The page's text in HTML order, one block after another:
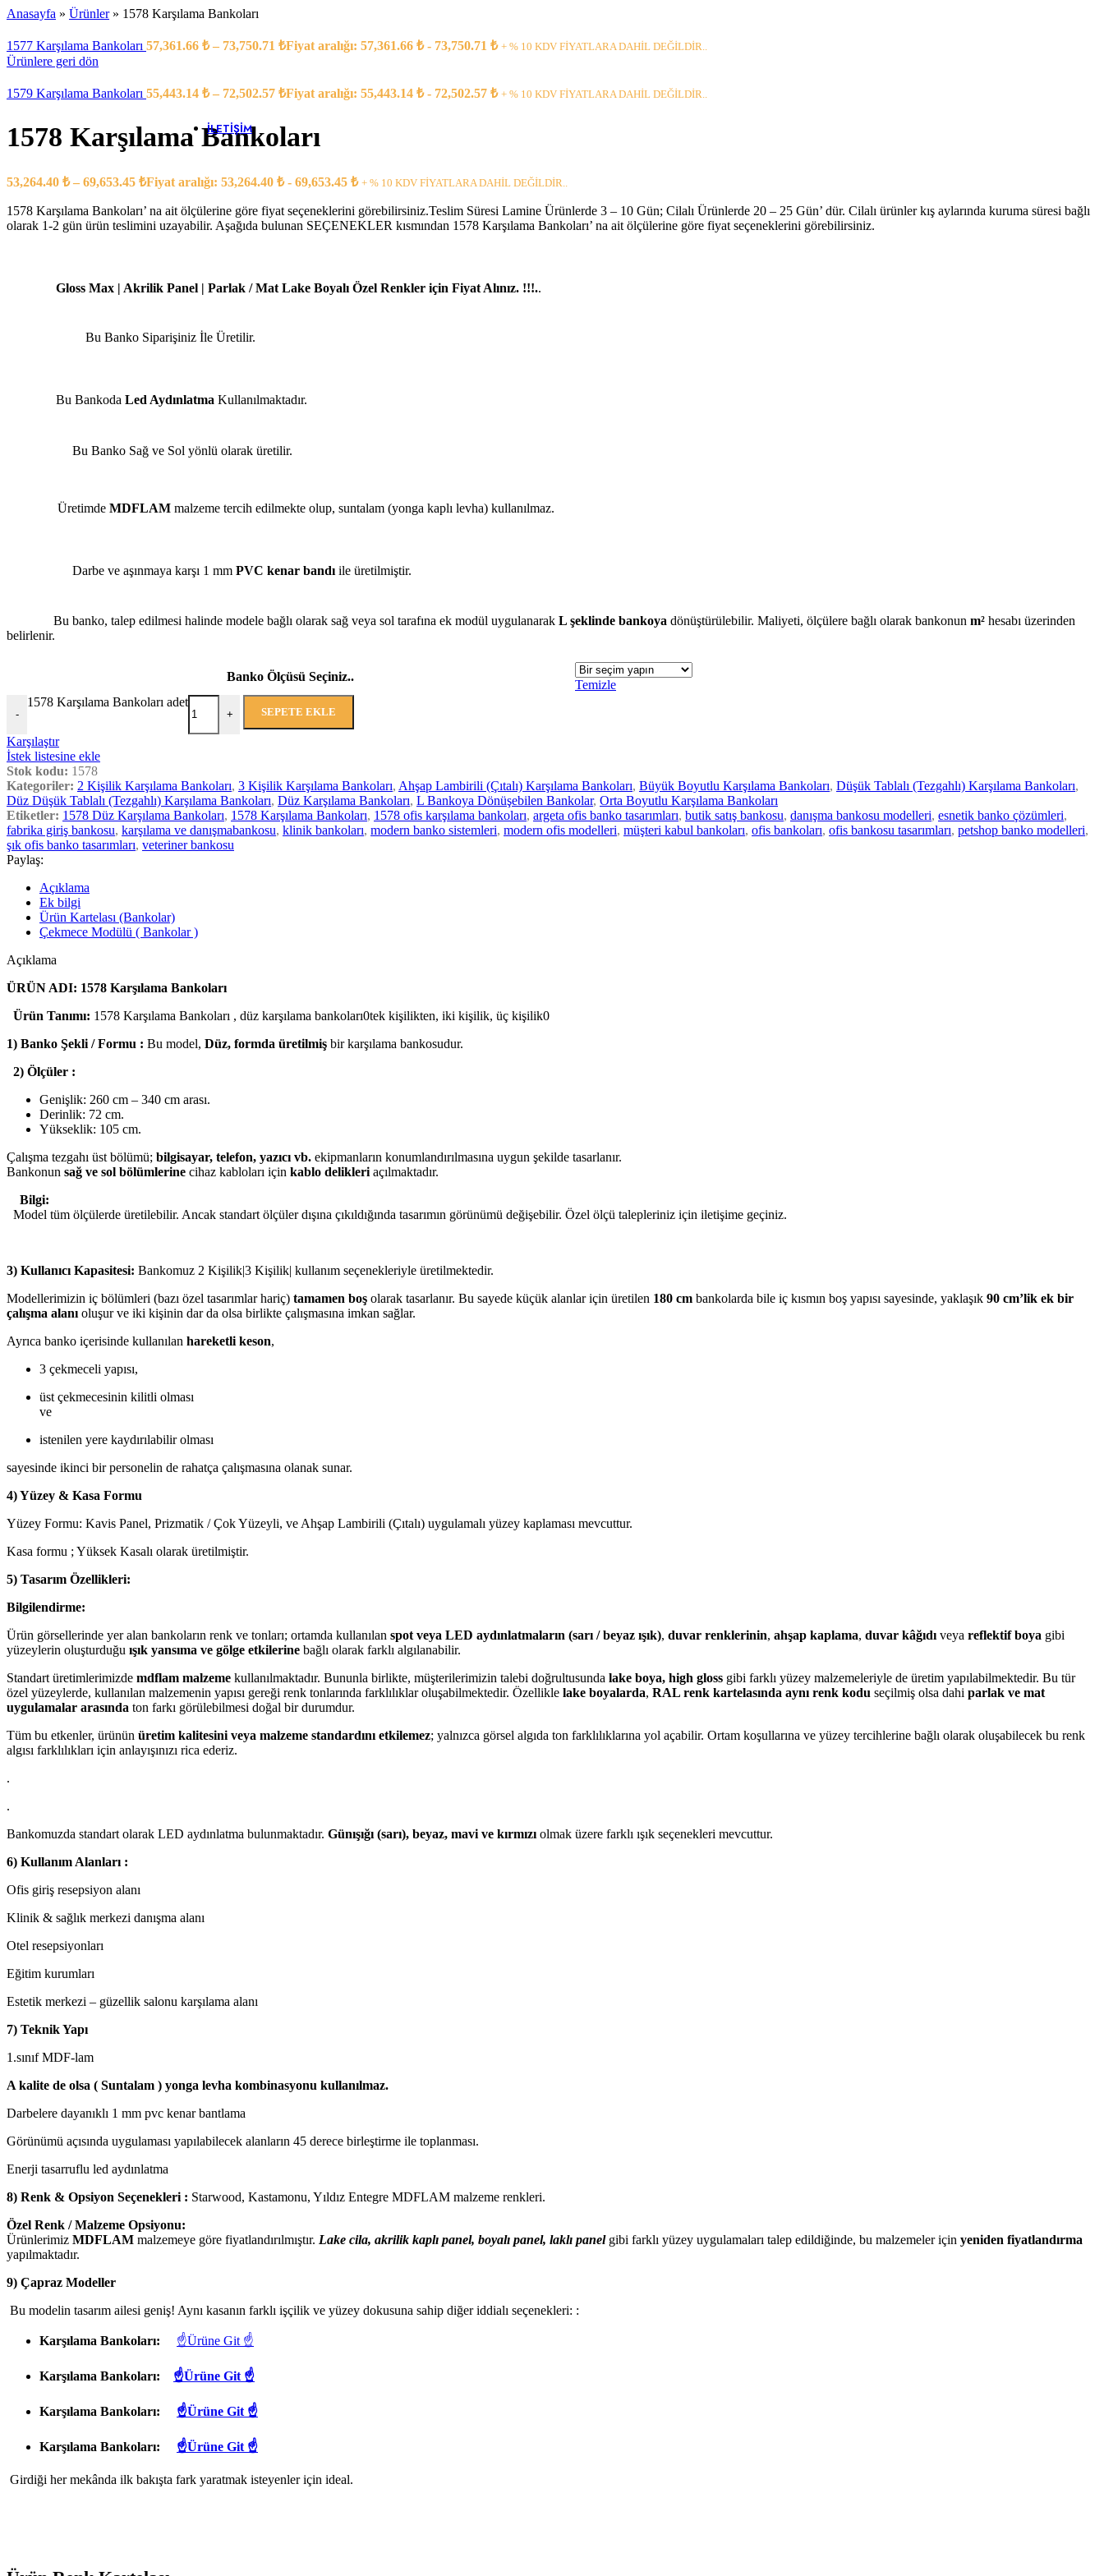
Çarpma Kapı
Kesonlar
Pc Taşıyıcılar
İLETIŞIM
Anasayfa » Ürünler» 1578 Karşılama Bankoları
1577 Karşılama Bankoları 57,361.66 ₺ – 73,750.71 ₺Fiyat aralığı: 57,361.66 ₺ - 73,750.71 ₺ + % 10 KDV FİYATLARA DAHİL DEĞİLDİR..
Ürünlere geri dön
1579 Karşılama Bankoları 55,443.14 ₺ – 72,502.57 ₺Fiyat aralığı: 55,443.14 ₺ - 72,502.57 ₺ + % 10 KDV FİYATLARA DAHİL DEĞİLDİR..
1578 Karşılama Bankoları
53,264.40 ₺ – 69,653.45 ₺Fiyat aralığı: 53,264.40 ₺ - 69,653.45 ₺ + % 10 KDV FİYATLARA DAHİL DEĞİLDİR..
1578 Karşılama Bankoları’ na ait ölçülerine göre fiyat seçeneklerini görebilirsiniz.Teslim Süresi Lamine Ürünlerde 3 – 10 Gün; Cilalı Ürünlerde 20 – 25 Gün’ dür. Cilalı ürünler kış aylarında kuruma süresi bağlı
olarak 1-2 gün ürün teslimini uzayabilir. Aşağıda bulunan SEÇENEKLER kısmından 1578 Karşılama Bankoları’ na ait ölçülerine göre fiyat seçeneklerini görebilirsiniz.
Gloss Max | Akrilik Panel | Parlak / Mat Lake Boyalı Özel Renkler için Fiyat Alınız. !!!..
Bu Banko Siparişiniz İle Üretilir.
Bu Bankoda Led Aydınlatma Kullanılmaktadır.
Bu Banko Sağ ve Sol yönlü olarak üretilir.
Üretimde MDFLAM malzeme tercih edilmekte olup, suntalam (yonga kaplı levha) kullanılmaz.
Darbe ve aşınmaya karşı 1 mm PVC kenar bandı ile üretilmiştir.
Bu banko, talep edilmesi halinde modele bağlı olarak sağ veya sol tarafına ek modül uygulanarak L şeklinde bankoya dönüştürülebilir. Maliyeti, ölçülere bağlı olarak bankonun m² hesabı üzerinden
belirlenir.
Banko Ölçüsü Seçiniz..
Temizle
-
1578 Karşılama Bankoları adet
+ SEPETE EKLE
Karşılaştır
İstek listesine ekle
Stok kodu: 1578
Kategoriler: 2 Kişilik Karşılama Bankoları, 3 Kişilik Karşılama Bankoları, Ahşap Lambirili (Çıtalı) Karşılama Bankoları, Büyük Boyutlu Karşılama Bankoları, Düşük Tablalı (Tezgahlı) Karşılama Bankoları,
Düz Düşük Tablalı (Tezgahlı) Karşılama Bankoları, Düz Karşılama Bankoları, L Bankoya Dönüşebilen Bankolar, Orta Boyutlu Karşılama Bankoları
Etiketler: 1578 Düz Karşılama Bankoları, 1578 Karşılama Bankoları, 1578 ofis karşılama bankoları, argeta ofis banko tasarımları, butik satış bankosu, danışma bankosu modelleri, esnetik banko çözümleri,
fabrika giriş bankosu, karşılama ve danışmabankosu, klinik bankoları, modern banko sistemleri, modern ofis modelleri, müşteri kabul bankoları, ofis bankoları, ofis bankosu tasarımları, petshop banko modelleri,
şık ofis banko tasarımları, veteriner bankosu
Paylaş:
Açıklama
Ek bilgi
Ürün Kartelası (Bankolar)
Çekmece Modülü ( Bankolar )
Açıklama
ÜRÜN ADI: 1578 Karşılama Bankoları
Ürün Tanımı: 1578 Karşılama Bankoları , düz karşılama bankoları0tek kişilikten, iki kişilik, üç kişilik0
1) Banko Şekli / Formu : Bu model, Düz, formda üretilmiş bir karşılama bankosudur.
2) Ölçüler :
Genişlik: 260 cm – 340 cm arası.
Derinlik: 72 cm.
Yükseklik: 105 cm.
Çalışma tezgahı üst bölümü; bilgisayar, telefon, yazıcı vb. ekipmanların konumlandırılmasına uygun şekilde tasarlanır.
Bankonun sağ ve sol bölümlerine cihaz kabloları için kablo delikleri açılmaktadır.
Bilgi:
Model tüm ölçülerde üretilebilir. Ancak standart ölçüler dışına çıkıldığında tasarımın görünümü değişebilir. Özel ölçü talepleriniz için iletişime geçiniz.
3) Kullanıcı Kapasitesi: Bankomuz 2 Kişilik|3 Kişilik| kullanım seçenekleriyle üretilmektedir.
Modellerimizin iç bölümleri (bazı özel tasarımlar hariç) tamamen boş olarak tasarlanır. Bu sayede küçük alanlar için üretilen 180 cm bankolarda bile iç kısmın boş yapısı sayesinde, yaklaşık 90 cm’lik ek bir
çalışma alanı oluşur ve iki kişinin dar da olsa birlikte çalışmasına imkan sağlar.
Ayrıca banko içerisinde kullanılan hareketli keson,
3 çekmeceli yapısı,
üst çekmecesinin kilitli olması
ve
istenilen yere kaydırılabilir olması
sayesinde ikinci bir personelin de rahatça çalışmasına olanak sunar.
4) Yüzey & Kasa Formu
Yüzey Formu: Kavis Panel, Prizmatik / Çok Yüzeyli, ve Ahşap Lambirili (Çıtalı) uygulamalı yüzey kaplaması mevcuttur.
Kasa formu ; Yüksek Kasalı olarak üretilmiştir.
5) Tasarım Özellikleri:
Bilgilendirme:
Ürün görsellerinde yer alan bankoların renk ve tonları; ortamda kullanılan spot veya LED aydınlatmaların (sarı / beyaz ışık), duvar renklerinin, ahşap kaplama, duvar kâğıdı veya reflektif boya gibi
yüzeylerin oluşturduğu ışık yansıma ve gölge etkilerine bağlı olarak farklı algılanabilir.
Standart üretimlerimizde mdflam malzeme kullanılmaktadır. Bununla birlikte, müşterilerimizin talebi doğrultusunda lake boya, high gloss gibi farklı yüzey malzemeleriyle de üretim yapılabilmektedir. Bu tür
özel yüzeylerde, kullanılan malzemenin yapısı gereği renk tonlarında farklılıklar oluşabilmektedir. Özellikle lake boyalarda, RAL renk kartelasında aynı renk kodu seçilmiş olsa dahi parlak ve mat
uygulamalar arasında ton farkı görülebilmesi doğal bir durumdur.
Tüm bu etkenler, ürünün üretim kalitesini veya malzeme standardını etkilemez; yalnızca görsel algıda ton farklılıklarına yol açabilir. Ortam koşullarına ve yüzey tercihlerine bağlı olarak oluşabilecek bu renk
algısı farklılıkları için anlayışınızı rica ederiz.
.
.
Bankomuzda standart olarak LED aydınlatma bulunmaktadır. Günışığı (sarı), beyaz, mavi ve kırmızı olmak üzere farklı ışık seçenekleri mevcuttur.
6) Kullanım Alanları :
Ofis giriş resepsiyon alanı
Klinik & sağlık merkezi danışma alanı
Otel resepsiyonları
Eğitim kurumları
Estetik merkezi – güzellik salonu karşılama alanı
7) Teknik Yapı
1.sınıf MDF-lam
A kalite de olsa ( Suntalam ) yonga levha kombinasyonu kullanılmaz.
Darbelere dayanıklı 1 mm pvc kenar bantlama
Görünümü açısında uygulaması yapılabilecek alanların 45 derece birleştirme ile toplanması.
Enerji tasarruflu led aydınlatma
8) Renk & Opsiyon Seçenekleri : Starwood, Kastamonu, Yıldız Entegre MDFLAM malzeme renkleri.
Özel Renk / Malzeme Opsiyonu:
Ürünlerimiz MDFLAM malzemeye göre fiyatlandırılmıştır. Lake cila, akrilik kaplı panel, boyalı panel, laklı panel gibi farklı yüzey uygulamaları talep edildiğinde, bu malzemeler için yeniden fiyatlandırma
yapılmaktadır.
9) Çapraz Modeller
Bu modelin tasarım ailesi geniş! Aynı kasanın farklı işçilik ve yüzey dokusuna sahip diğer iddialı seçenekleri: :
Karşılama Bankoları: ☝Ürüne Git ☝
Karşılama Bankoları: ☝Ürüne Git ☝
Karşılama Bankoları: ☝Ürüne Git ☝
Karşılama Bankoları: ☝Ürüne Git ☝
Girdiği her mekânda ilk bakışta fark yaratmak isteyenler için ideal.